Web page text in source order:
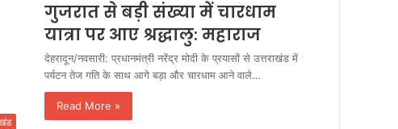
गुजरात से बड़ी संख्या में चारधाम
यात्रा पर आए श्रद्धालु: महाराज
देहरादून/नवसारी: प्रधानमंत्री नरेंद्र मोदी के प्रयासों से उत्तराखंड में
पर्यटन तेज गति के साथ आगे बड़ा और चारधाम आने वाले…
Read More »